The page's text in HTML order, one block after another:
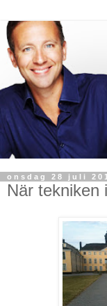
onsdag 28 juli
När tekniken